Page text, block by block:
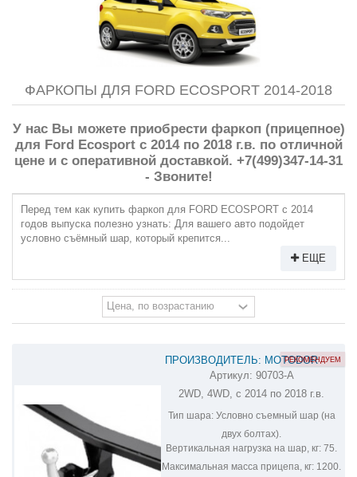
ФАРКОПЫ ДЛЯ FORD ECOSPORT 2014-2018
У нас Вы можете приобрести фаркоп (прицепное)
для Ford Ecosport с 2014 по 2018 г.в. по отличной
цене и с оперативной доставкой. +7(499)347-14-31
- Звоните!
Перед тем как купить фаркоп для FORD ECOSPORT с 2014
годов выпуска полезно узнать: Для вашего авто подойдет
условно съёмный шар, который крепится...
ЕЩЕ
ПРОИЗВОДИТЕЛЬ: MOTODOR
ФАРКОП НА FORD ECOSPORT 90703-
A
Артикул: 90703-A
2WD, 4WD, с 2014 по 2018 г.в.
Тип шара:Условно съемный шар (на
двух болтах).
Вертикальная нагрузка на шар, кг: 75.
Максимальная масса прицепа, кг: 1200.
РЕКОМЕНДУЕМ